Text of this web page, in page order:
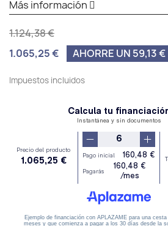
Más información
1.124,38 €
1.065,25 €
AHORRE UN 59,13 €
Impuestos incluidos